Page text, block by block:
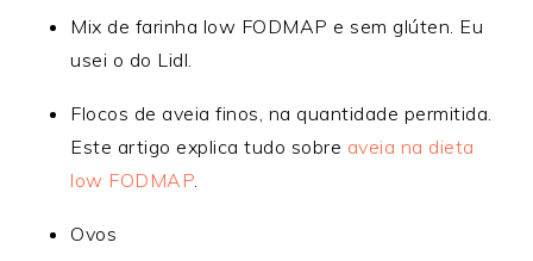
Mix de farinha low FODMAP e sem glúten. Eu
usei o do Lidl.
Flocos de aveia finos, na quantidade permitida.
Este artigo explica tudo sobre aveia na dieta
low FODMAP.
Ovos